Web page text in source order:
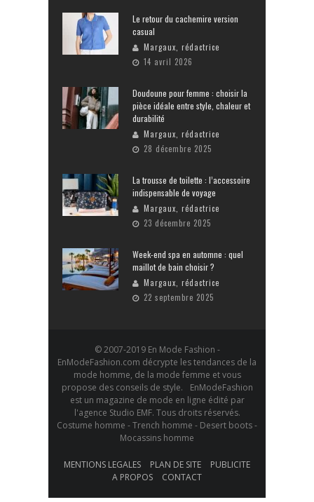
Le retour du cachemire version
casual
Margaux, rédactrice
14 avril 2026
Doudoune pour femme : choisir la
pièce idéale entre style, chaleur et
durabilité
Margaux, rédactrice
28 décembre 2025
La trousse de toilette : l’accessoire
indispensable de voyage
Margaux, rédactrice
23 décembre 2025
Week-end spa en automne : quel
maillot de bain choisir ?
Margaux, rédactrice
22 septembre 2025
© 2007-2019 En Mode Fashion -
EnModeFashion.com décrypte les tendances de la
mode homme, de la mode femme et vous
propose des conseils de style. EnModeFashion
est un magazine de mode en ligne édité par
l'agence Studio EMF. Tous droits réservés.
Costume homme - Trench homme - Desert boots -
Mocassins homme
MENTIONS LEGALES PLAN DE SITE
PUBLICITE
A PROPOS
CONTACT